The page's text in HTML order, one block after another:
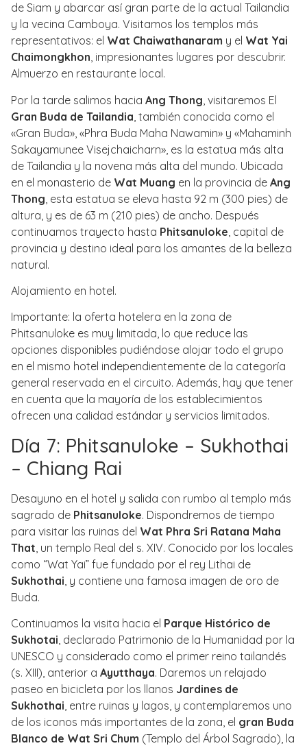
de Siam y abarcar así gran parte de la actual Tailandia
y la vecina Camboya. Visitamos los templos más
representativos: el Wat Chaiwathanaram y el Wat Yai
Chaimongkhon, impresionantes lugares por descubrir.
Almuerzo en restaurante local.
Por la tarde salimos hacia Ang Thong , visitaremos El
Gran Buda de Tailandia , también conocida como el
«Gran Buda», «Phra Buda Maha Nawamin» y «Mahaminh
Sakayamunee Visejchaicharn», es la estatua más alta
de Tailandia y la novena más alta del mundo. Ubicada
en el monasterio de Wat Muang en la provincia de Ang
Thong , esta estatua se eleva hasta 92 m (300 pies) de
altura, y es de 63 m (210 pies) de ancho. Después
continuamos trayecto hasta Phitsanuloke , capital de
provincia y destino ideal para los amantes de la belleza
natural.
Alojamiento en hotel.
Importante: la oferta hotelera en la zona de
Phitsanuloke es muy limitada, lo que reduce las
opciones disponibles pudiéndose alojar todo el grupo
en el mismo hotel independientemente de la categoría
general reservada en el circuito. Además, hay que tener
en cuenta que la mayoría de los establecimientos
ofrecen una calidad estándar y servicios limitados.
Día 7: Phitsanuloke – Sukhothai
– Chiang Rai
Desayuno en el hotel y salida con rumbo al templo más
sagrado de Phitsanuloke. Dispondremos de tiempo
para visitar las ruinas del Wat Phra Sri Ratana Maha
That , un templo Real del s. XIV. Conocido por los locales
como “Wat Yai” fue fundado por el rey Lithai de
Sukhothai , y contiene una famosa imagen de oro de
Buda.
Continuamos la visita hacia el Parque Histórico de
Sukhotai, declarado Patrimonio de la Humanidad por la
UNESCO y considerado como el primer reino tailandés
(s. XIII), anterior a Ayutthaya. Daremos un relajado
paseo en bicicleta por los llanos Jardines de
Sukhothai, entre ruinas y lagos, y contemplaremos uno
de los iconos más importantes de la zona, el gran Buda
Blanco de Wat Sri Chum (Templo del Árbol Sagrado), la